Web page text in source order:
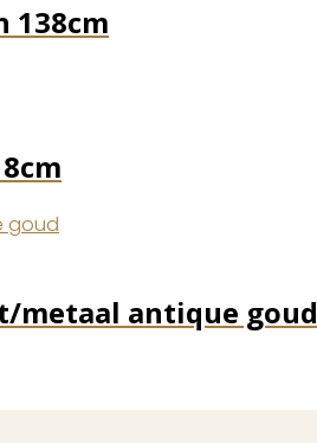
138cm
metaal antique goud